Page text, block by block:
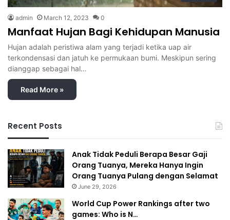
admin March 12, 2023 0
Manfaat Hujan Bagi Kehidupan Manusia
Hujan adalah peristiwa alam yang terjadi ketika uap air
terkondensasi dan jatuh ke permukaan bumi. Meskipun sering
dianggap sebagai hal…
Read More »
Recent Posts
Anak Tidak Peduli Berapa Besar Gaji
Orang Tuanya, Mereka Hanya Ingin
Orang Tuanya Pulang dengan Selamat
June 29, 2026
World Cup Power Rankings after two
games: Who is N…